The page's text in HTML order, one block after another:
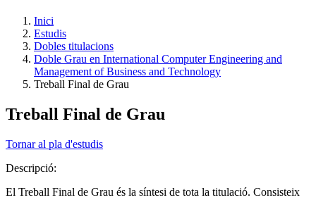
Inici
Estudis
Dobles titulacions
Doble Grau en International Computer Engineering and
Management of Business and Technology
Treball Final de Grau
Treball Final de Grau
Tornar al pla d'estudis
Descripció:
El Treball Final de Grau és la síntesi de tota la titulació. Consisteix